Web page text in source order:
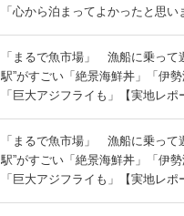
「心から泊まってよかったと思い
「まるで魚市場」 漁船に乗って
駅”がすごい「絶景海鮮丼」「伊勢
「巨大アジフライも」【実地レポ
「まるで魚市場」 漁船に乗って
駅”がすごい「絶景海鮮丼」「伊勢
「巨大アジフライも」【実地レポ